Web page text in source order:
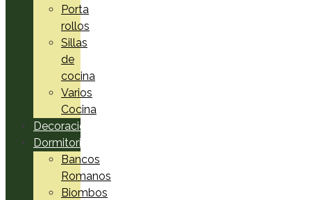
Porta
rollos
Sillas
de
cocina
Varios
Cocina
Decoración
Dormitorio
Bancos
Romanos
Biombos